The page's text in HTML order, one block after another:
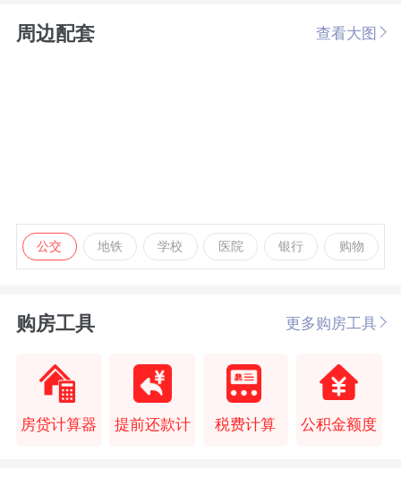
周边配套 查看大图
公交 地铁 学校 医院 银行 购物
购房工具 更多购房工具
房贷计算器 提前还款计 税费计算 公积金额度